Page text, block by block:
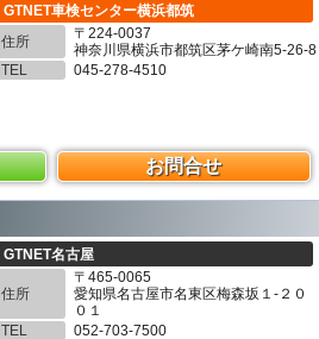
GTNET車検センター横浜都筑
住所
〒224-0037
神奈川県横浜市都筑区茅ケ崎南5-26-8
TEL
045-278-4510
お問合せ
GTNET名古屋
住所
〒465-0065
愛知県名古屋市名東区梅森坂１-２０
０１
TEL
052-703-7500